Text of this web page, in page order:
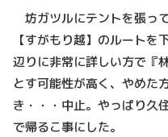
坊ガツルにテントを張っ
【すがもり越】のルート
辺りに非常に詳しい方で『
とす可能性が高く、やめた
き・・・中止。やっぱり久
で帰るこ事にした。